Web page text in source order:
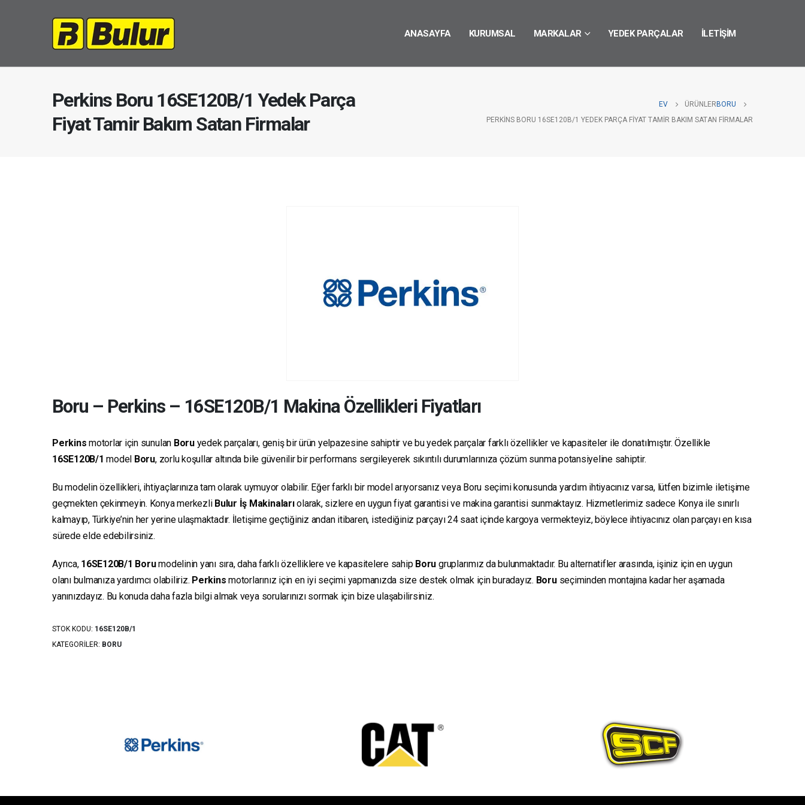
ANASAYFA KURUMSAL MARKALAR YEDEK PARÇALAR İLETIŞIM
Perkins Boru 16SE120B/1 Yedek Parça
Fiyat Tamir Bakım Satan Firmalar
EV ÜRÜNLER BORU
PERKINS BORU 16SE120B/1 YEDEK PARÇA FIYAT TAMIR BAKIM SATAN FIRMALAR
Boru – Perkins– 16SE120B/1 Makina Özellikleri Fiyatları
Perkins motorlar için sunulan Boruyedek parçaları, geniş bir ürün yelpazesine sahiptir ve bu yedek parçalar farklı özellikler ve kapasiteler ile donatılmıştır. Özellikle
16SE120B/1 model Boru, zorlu koşullar altında bile güvenilir bir performans sergileyerek sıkıntılı durumlarınıza çözüm sunma potansiyeline sahiptir.
Bu modelin özellikleri, ihtiyaçlarınıza tam olarak uymuyor olabilir. Eğer farklı bir model arıyorsanız veya Boru seçimi konusunda yardım ihtiyacınız varsa, lütfen bizimle iletişime
geçmekten çekinmeyin. Konya merkezli Bulur İş Makinalarıolarak, sizlere en uygun fiyat garantisi ve makina garantisi sunmaktayız. Hizmetlerimiz sadece Konya ile sınırlı
kalmayıp, Türkiye’nin her yerine ulaşmaktadır. İletişime geçtiğiniz andan itibaren, istediğiniz parçayı 24 saat içinde kargoya vermekteyiz, böylece ihtiyacınız olan parçayı en kısa
sürede elde edebilirsiniz.
Ayrıca, 16SE120B/1 Borumodelinin yanı sıra, daha farklı özelliklere ve kapasitelere sahip Boru gruplarımız da bulunmaktadır. Bu alternatifler arasında, işiniz için en uygun
olanı bulmanıza yardımcı olabiliriz. Perkins motorlarınız için en iyi seçimi yapmanızda size destek olmak için buradayız. Boruseçiminden montajına kadar her aşamada
yanınızdayız. Bu konuda daha fazla bilgi almak veya sorularınızı sormak için bize ulaşabilirsiniz.
STOK KODU: 16SE120B/1
KATEGORILER: BORU